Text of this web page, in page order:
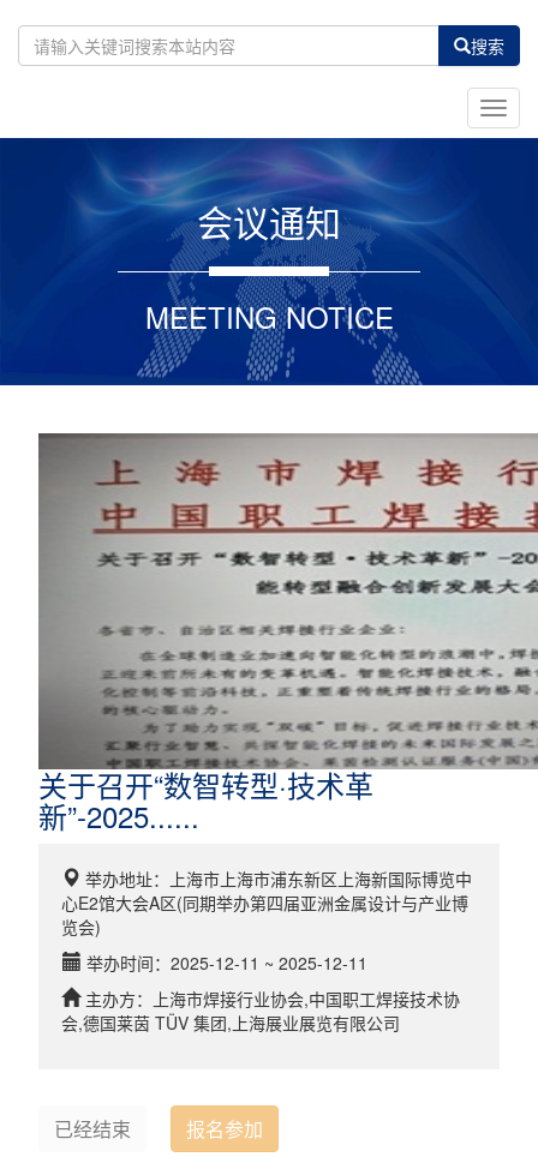
搜索
会议通知
MEETING NOTICE
关于召开“数智转型·技术革
新”-2025......
举办地址：
上海市上海市浦东新区上海新国际博览中
心E2馆大会A区(同期举办第四届亚洲金属设计与产业博
览会)
举办时间： 2025-12-11 ~ 2025-12-11
主办方：
上海市焊接行业协会,中国职工焊接技术协
会,德国莱茵 TÜV 集团,上海展业展览有限公司
已经结束 报名参加